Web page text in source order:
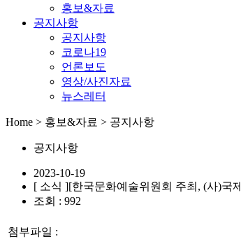
홍보&자료
공지사항
공지사항
코로나19
언론보도
영상/사진자료
뉴스레터
Home > 홍보&자료 > 공지사항
공지사항
2023-10-19
[ 소식 ][한국문화예술위원회 주최, (사)국
조회 : 992
첨부파일 :